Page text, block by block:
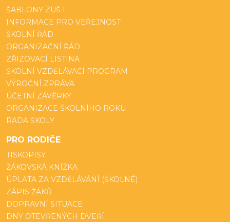
ŠABLONY ZUŠ I
INFORMACE PRO VEŘEJNOST
ŠKOLNÍ ŘÁD
ORGANIZAČNÍ ŘÁD
ZŘIZOVACÍ LISTINA
ŠKOLNÍ VZDĚLÁVACÍ PROGRAM
VÝROČNÍ ZPRÁVA
ÚČETNÍ ZÁVĚRKY
ORGANIZACE ŠKOLNÍHO ROKU
RADA ŠKOLY
PRO RODIČE
TISKOPISY
ŽÁKOVSKÁ KNÍŽKA
ÚPLATA ZA VZDĚLÁVÁNÍ (ŠKOLNÉ)
ZÁPIS ŽÁKŮ
DOPRAVNÍ SITUACE
DNY OTEVŘENÝCH DVEŘÍ